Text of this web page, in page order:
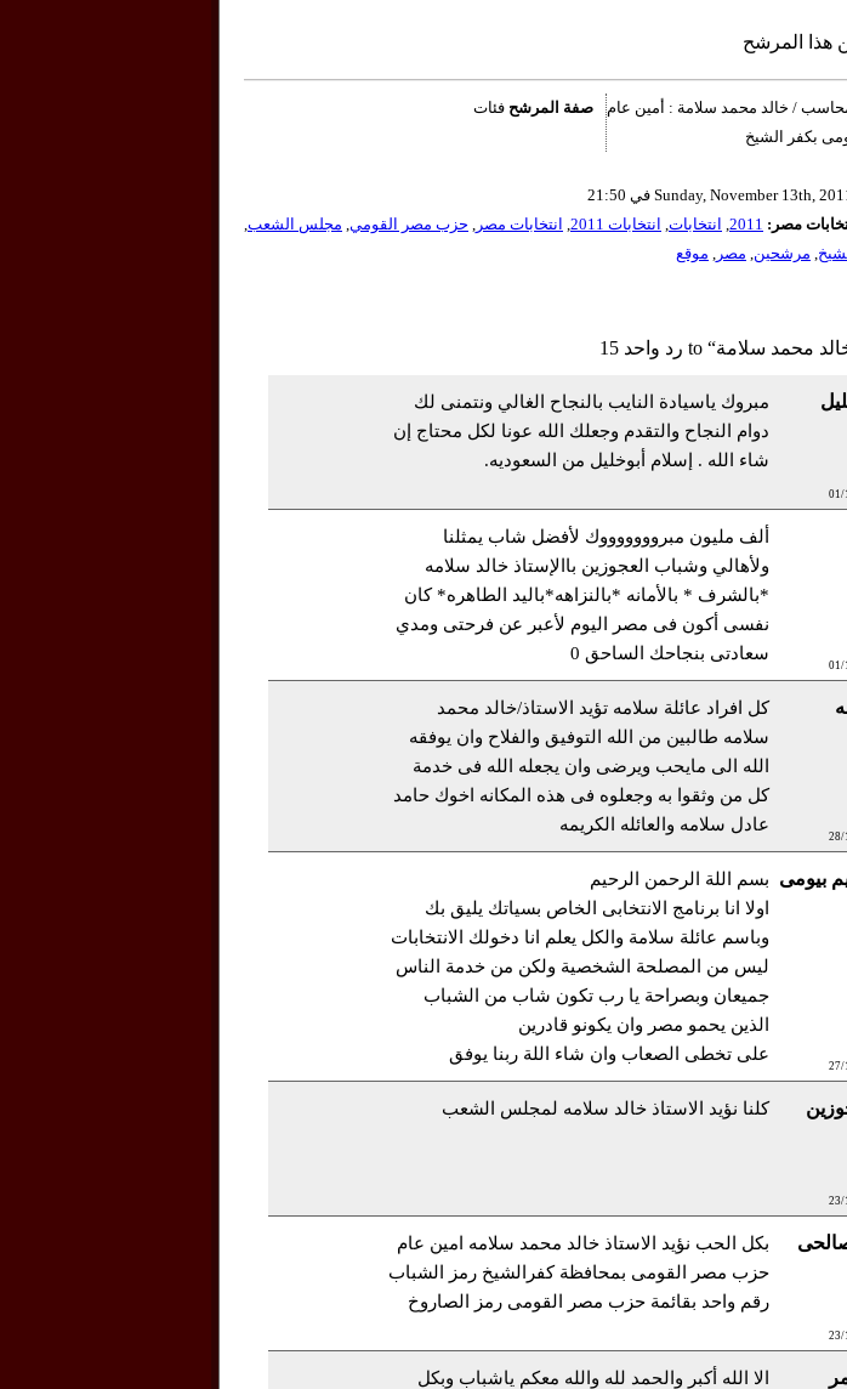
هذا المرشح
/ خالد محمد سلامة : أمين عام
بكفر الشيخ
صفة المرشح فئات
مصر: 2011
, انتخابات, انتخابات 2011 , انتخابات مصر , حزب مصر القومي, مجلس الشعب,
, مرشحين, مصر , موقع
01/
مبروك ياسيادة النايب بالنجاح الغالي ونتمنى لك
دوام النجاح والتقدم وجعلك الله عونا لكل محتاج إن
شاء الله . إسلام أبوخليل من السعوديه.
01/
ألف مليون مبروووووووك لأفضل شاب يمثلنا
ولأهالي وشباب العجوزين باالإستاذ خالد سلامه
*بالشرف * بالأمانه *بالنزاهه*باليد الطاهره* كان
نفسى أكون فى مصر اليوم لأعبر عن فرحتى ومدي
سعادتى بنجاحك الساحق 0
28/
كل افراد عائلة سلامه تؤيد الاستاذ/خالد محمد
سلامه طالبين من الله التوفيق والفلاح وان يوفقه
الله الى مايحب ويرضى وان يجعله الله فى خدمة
كل من وثقوا به وجعلوه فى هذه المكانه اخوك حامد
عادل سلامه والعائله الكريمه
بيومى
27/
بسم اللة الرحمن الرحيم
اولا انا برنامج الانتخابى الخاص بسياتك يليق بك
وباسم عائلة سلامة والكل يعلم انا دخولك الانتخابات
ليس من المصلحة الشخصية ولكن من خدمة الناس
جميعان وبصراحة يا رب تكون شاب من الشباب
الذين يحمو مصر وان يكونو قادرين
على تخطى الصعاب وان شاء اللة ربنا يوفق
23/
كلنا نؤيد الاستاذ خالد سلامه لمجلس الشعب
23/
بكل الحب نؤيد الاستاذ خالد محمد سلامه امين عام
حزب مصر القومى بمحافظة كفرالشيخ رمز الشباب
رقم واحد بقائمة حزب مصر القومى رمز الصاروخ
الا الله أكبر والحمد لله والله معكم ياشباب وبكل